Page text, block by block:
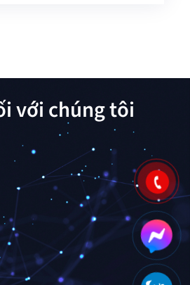
với chúng tôi